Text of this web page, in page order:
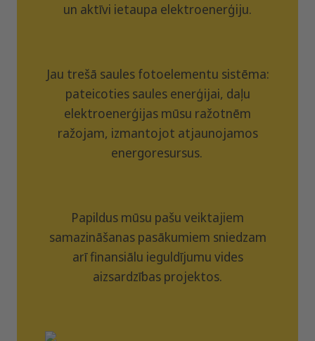
un aktīvi ietaupa elektroenerģiju.
Jau trešā saules fotoelementu sistēma:
pateicoties saules enerģijai, daļu
elektroenerģijas mūsu ražotnēm
ražojam, izmantojot atjaunojamos
energoresursus.
Papildus mūsu pašu veiktajiem
samazināšanas pasākumiem sniedzam
arī finansiālu ieguldījumu vides
aizsardzības projektos.